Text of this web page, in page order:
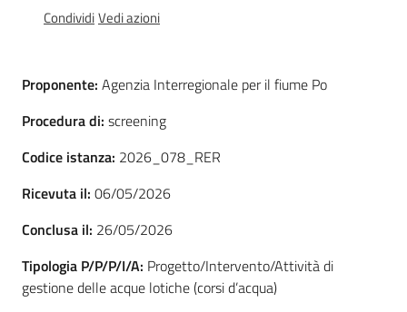
Seguici
Ambiente
Argomenti
CondividiVedi azioni
Proponente: Agenzia Interregionale per il fiume Po
Procedura di: screening
Codice istanza: 2026_078_RER
Ricevuta il: 06/05/2026
Conclusa il: 26/05/2026
Tipologia P/P/P/I/A: Progetto/Intervento/Attività di
gestione delle acque lotiche (corsi d’acqua)